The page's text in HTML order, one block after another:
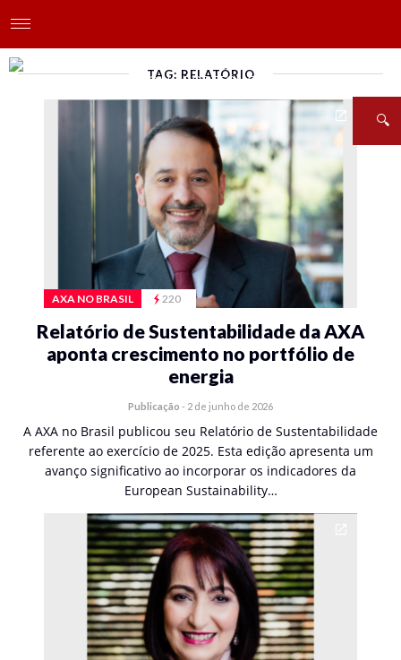
TAG: RELATÓRIO
AXA NO BRASIL 220
Relatório de Sustentabilidade da AXA
aponta crescimento no portfólio de
energia
Publicação - 2 de junho de 2026
A AXA no Brasil publicou seu Relatório de Sustentabilidade
referente ao exercício de 2025. Esta edição apresenta um
avanço significativo ao incorporar os indicadores da
European Sustainability…